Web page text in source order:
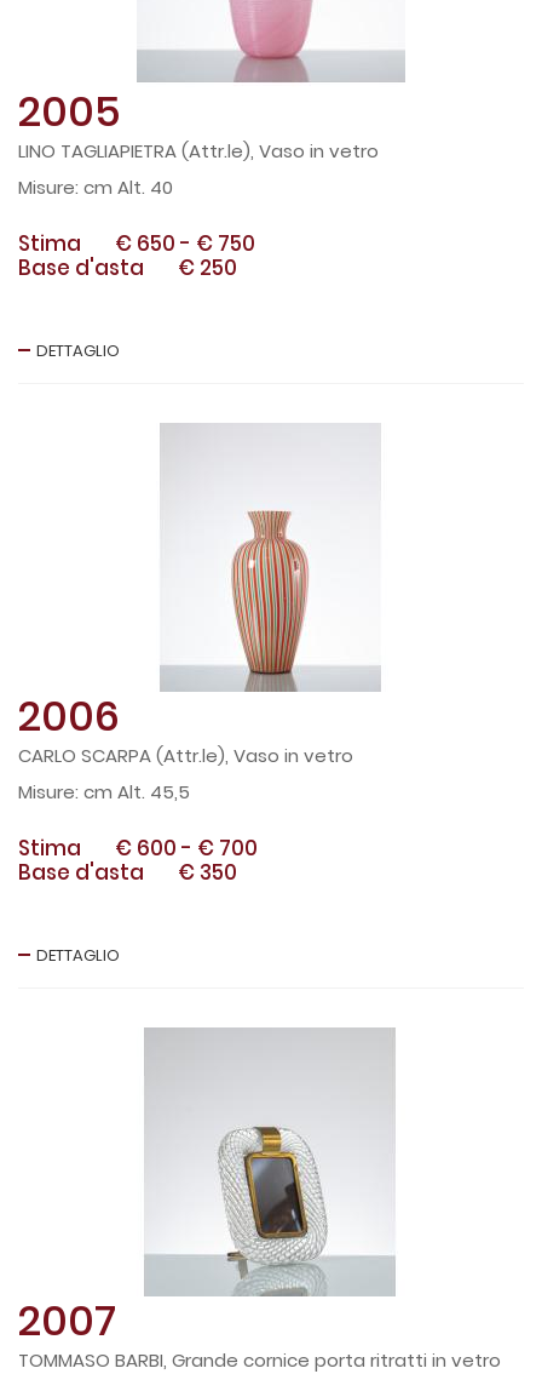
2005
LINO TAGLIAPIETRA (Attr.le), Vaso in vetro
cm Alt. 40
Stima € 650 - € 750
Base d'asta
€ 250
DETTAGLIO
2006
CARLO SCARPA (Attr.le), Vaso in vetro
cm Alt. 45,5
Stima € 600 - € 700
Base d'asta
€ 350
DETTAGLIO
2007
TOMMASO BARBI, Grande cornice porta ritratti in vetro